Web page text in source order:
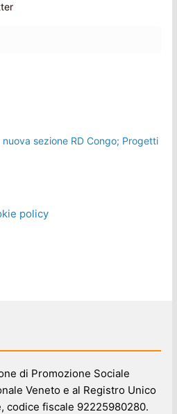
sezione RD Congo; Progetti
policy
di Promozione Sociale
Veneto e al Registro Unico
codice fiscale 92225980280.